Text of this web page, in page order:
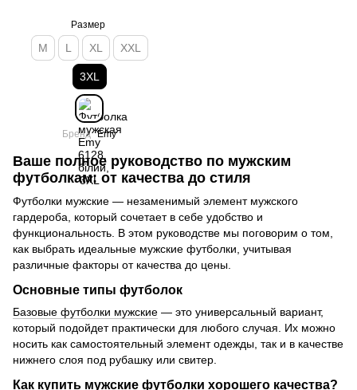
Размер
M L XL XXL
3XL
Бренд Emy
Ваше полное руководство по мужским
футболкам: от качества до стиля
Футболки мужские — незаменимый элемент мужского
гардероба, который сочетает в себе удобство и
функциональность. В этом руководстве мы поговорим о том,
как выбрать идеальные мужские футболки, учитывая
различные факторы от качества до цены.
Основные типы футболок
Базовые футболки мужские — это универсальный вариант,
который подойдет практически для любого случая. Их можно
носить как самостоятельный элемент одежды, так и в качестве
нижнего слоя под рубашку или свитер.
Как купить мужские футболки хорошего качества?